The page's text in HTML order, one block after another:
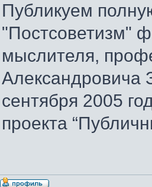
Публикуем
"Постсоветизм"
мыслителя,
Александровича
сентября 2005
проекта